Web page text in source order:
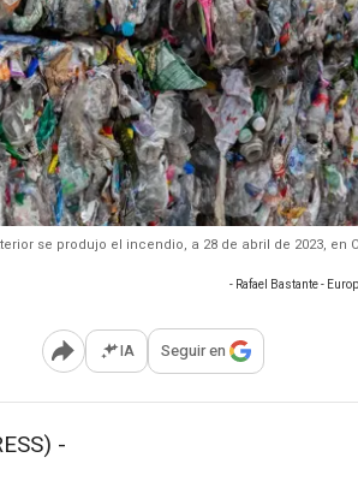
se produjo el incendio, a 28 de abril de 2023, en
- Rafael Bastante -
Abrir opciones para compartir
IA Seguir en
-